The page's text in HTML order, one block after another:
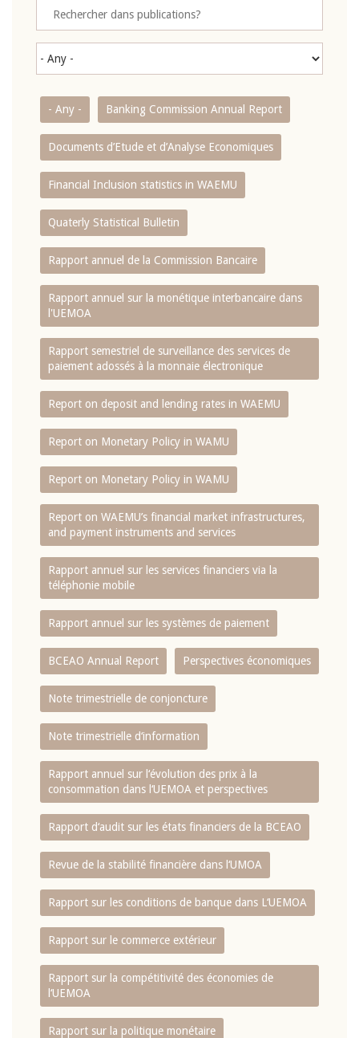
- Any - Banking Commission Annual Report
Documents d’Etude et d’Analyse Economiques
Financial Inclusion statistics in WAEMU
Quaterly Statistical Bulletin
Rapport annuel de la Commission Bancaire
Rapport annuel sur la monétique interbancaire dans
l'UEMOA
Rapport semestriel de surveillance des services de
paiement adossés à la monnaie électronique
Report on deposit and lending rates in WAEMU
Report on Monetary Policy in WAMU
Report on Monetary Policy in WAMU
Report on WAEMU’s financial market infrastructures,
and payment instruments and services
Rapport annuel sur les services financiers via la
téléphonie mobile
Rapport annuel sur les systèmes de paiement
BCEAO Annual Report Perspectives économiques
Note trimestrielle de conjoncture
Note trimestrielle d‘information
Rapport annuel sur l‘évolution des prix à la
consommation dans l‘UEMOA et perspectives
Rapport d‘audit sur les états financiers de la BCEAO
Revue de la stabilité financière dans l‘UMOA
Rapport sur les conditions de banque dans L‘UEMOA
Rapport sur le commerce extérieur
Rapport sur la compétitivité des économies de
l‘UEMOA
Rapport sur la politique monétaire